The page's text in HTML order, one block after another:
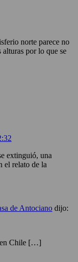
norte parece no
alturas por lo que se
extinguió, una
el relato de la
de Antociano dijo:
en Chile […]